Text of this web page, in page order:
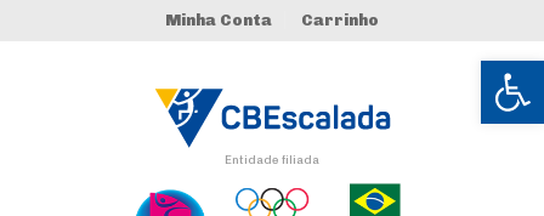
Abrir
Minha Conta Carrinho
Entidade filiada